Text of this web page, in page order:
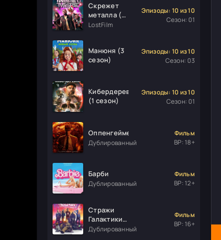
Скрежет
металла (1
сезон)
LostFilm
Эпизоды: 10 из 10
Сезон: 01
Манюня (3
сезон)
Эпизоды: 10 из 10
Сезон: 03
Кибердеревня
(1 сезон)
Эпизоды: 10 из 10
Сезон: 01
Оппенгеймер
Дублированный
Фильм
ВР: 18+
Барби
Дублированный
Фильм
ВР: 12+
Стражи
Галактики.
Часть 3
Дублированный
Фильм
ВР: 16+